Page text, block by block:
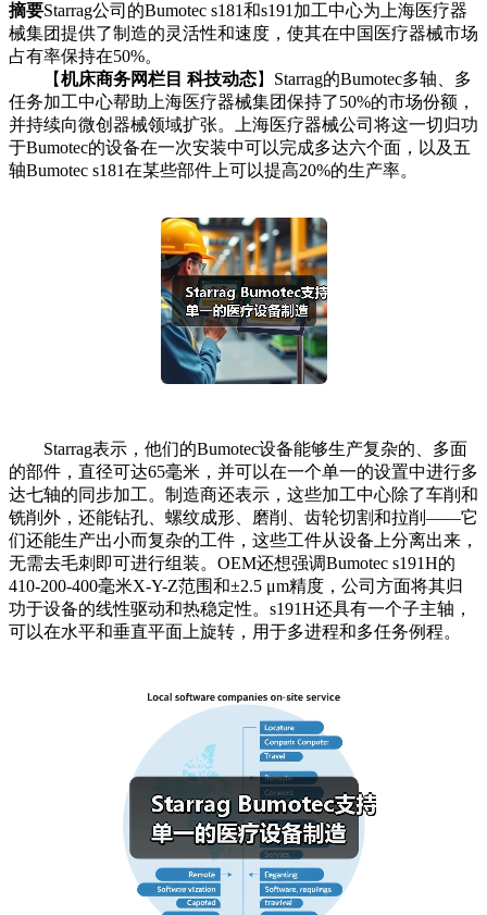
摘要Starrag公司的Bumotec s181和s191加工中心为上海医疗器
械集团提供了制造的灵活性和速度，使其在中国医疗器械市场
占有率保持在50%。
【机床商务网栏目 科技动态】Starrag的Bumotec多轴、多
任务加工中心帮助上海医疗器械集团保持了50%的市场份额，
并持续向微创器械领域扩张。上海医疗器械公司将这一切归功
于Bumotec的设备在一次安装中可以完成多达六个面，以及五
轴Bumotec s181在某些部件上可以提高20%的生产率。
Starrag表示，他们的Bumotec设备能够生产复杂的、多面
的部件，直径可达65毫米，并可以在一个单一的设置中进行多
达七轴的同步加工。制造商还表示，这些加工中心除了车削和
铣削外，还能钻孔、螺纹成形、磨削、齿轮切割和拉削——它
们还能生产出小而复杂的工件，这些工件从设备上分离出来，
无需去毛刺即可进行组装。OEM还想强调Bumotec s191H的
410-200-400毫米X-Y-Z范围和±2.5 μm精度，公司方面将其归
功于设备的线性驱动和热稳定性。s191H还具有一个子主轴，
可以在水平和垂直平面上旋转，用于多进程和多任务例程。